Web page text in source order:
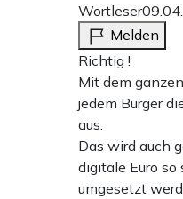
Wortleser
Melden
Richtig !
Mit dem
jedem Bürger
aus.
Das wird auch
digitale Euro
umgesetzt